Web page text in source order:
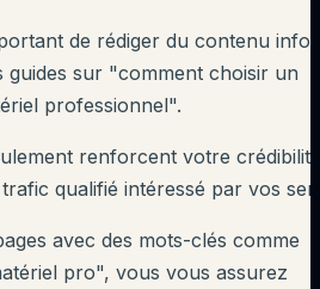
de rédiger du contenu
guides sur "comment choisir un
professionnel".
renforcent votre
qualifié intéressé par vos
avec des mots-clés comme
pro", vous vous assurez